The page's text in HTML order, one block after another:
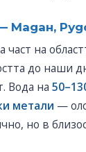
Мадан,
част на
до наши
Вода на
метали —
но в